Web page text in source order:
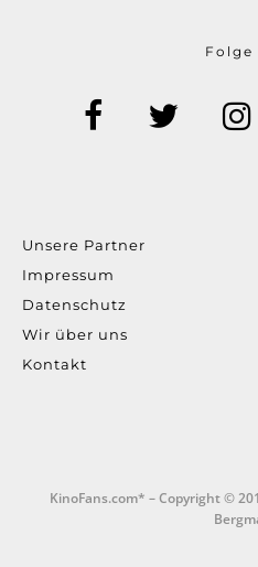
Folge
Unsere Partner
Impressum
Datenschutz
Wir über uns
Kontakt
KinoFans.com* – Copyright ©